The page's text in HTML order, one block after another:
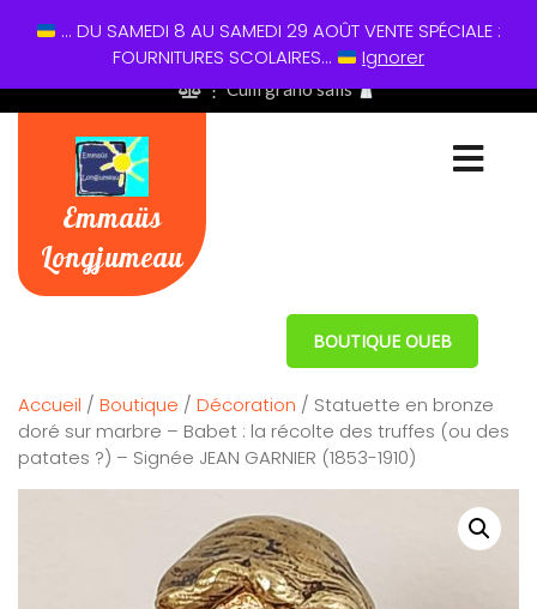
01 60 49 13 60
⋮ Cum grano salis
Emmaüs
Longjumeau
BOUTIQUE OUEB
Accueil / Boutique / Décoration / Statuette en bronze
doré sur marbre – Babet : la récolte des truffes (ou des
patates ?) – Signée JEAN GARNIER (1853-1910)
... DU SAMEDI 8 AU SAMEDI 29 AOÛT VENTE SPÉCIALE :
FOURNITURES SCOLAIRES...
Ignorer